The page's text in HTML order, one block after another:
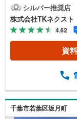
条件なし」♪
プランニン
約20分♪路線
際や雨の日
ど、子ど
比較的低
徒歩5分千
【ご成約者
細はプレゼ
めポイント
シルバー推奨店
株式会社TKネクス
4.62
資
千葉市若葉区坂月町